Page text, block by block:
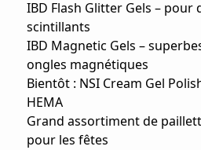
IBD Flash Glitter Gels – pour
scintillants
IBD Magnetic Gels –
ongles magnétiques
Bientôt : NSI Cream Gel
HEMA
Grand assortiment de
pour les fêtes